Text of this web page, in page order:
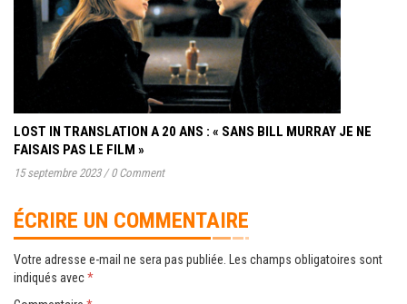
LOST IN TRANSLATION A 20 ANS : « SANS BILL MURRAY JE NE
FAISAIS PAS LE FILM »
15 septembre 2023 / 0 Comment
ÉCRIRE UN COMMENTAIRE
Votre adresse e-mail ne sera pas publiée.
Les champs obligatoires sont
indiqués avec*